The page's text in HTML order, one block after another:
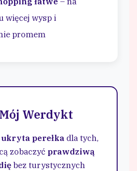
więcej wysp i
promem
Werdykt
ukryta perełka dla tych,
zobaczyć prawdziwą
bez turystycznych